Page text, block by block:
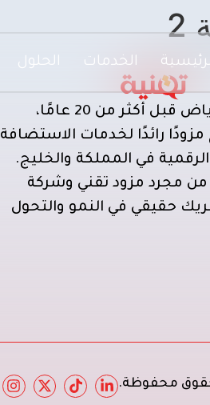
الخدمات الحلول
2
تأسسنا في الرياض قبل أكثر من 20 عامًا،
رائدًا لخدمات الاستضافة
الرقمية في المملكة والخليج.
من مجرد مزود تقني وشركة
حقيقي في النمو والتحول